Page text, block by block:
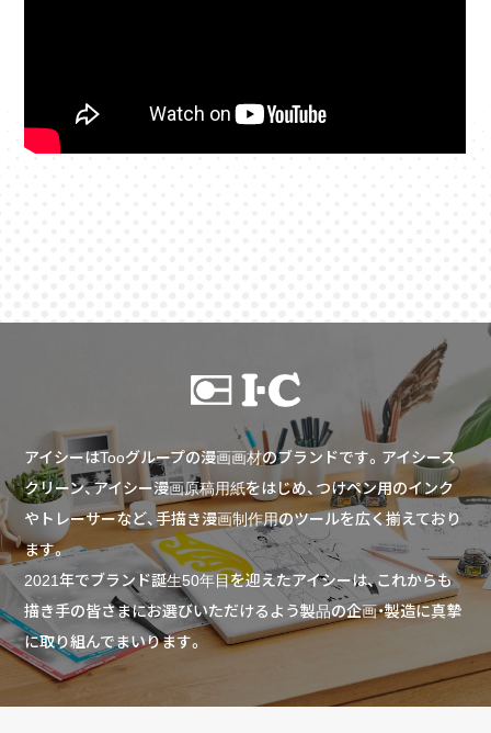
アイシーはTooグループの漫画画材のブランドです。アイシース
クリーン、アイシー漫画原稿用紙をはじめ、つけペン用のインク
やトレーサーなど、手描き漫画制作用のツールを広く揃えており
ます。
2021年でブランド誕生50年目を迎えたアイシーは、これからも
描き手の皆さまにお選びいただけるよう製品の企画・製造に真摯
に取り組んでまいります。